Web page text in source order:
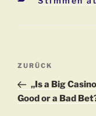
Vorheriger
Beitrag
ZURÜCK
„Is a Big
Good or a Bad